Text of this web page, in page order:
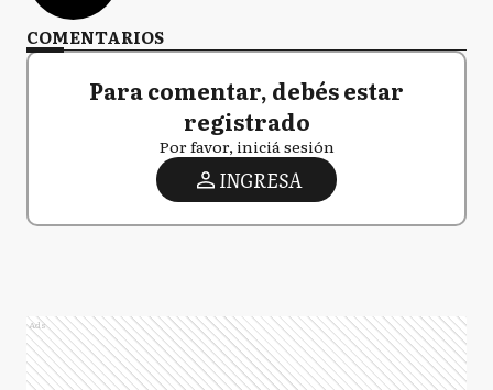
COMENTARIOS
Para comentar, debés estar
registrado
Por favor, iniciá sesión
INGRESA
Ads